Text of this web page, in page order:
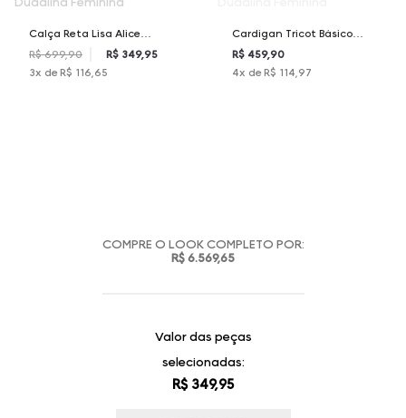
Calça Reta Lisa Alice
Dudalina Feminina
R$ 699,90
R$ 349,95
3x de R$ 116,65
Cardigan Tricot Básico
Dudalina Feminina
R$ 459,90
4x de R$ 114,97
COMPRE O LOOK COMPLETO POR:
R$ 6.569,65
Valor das peças
selecionadas:
R$ 349,95